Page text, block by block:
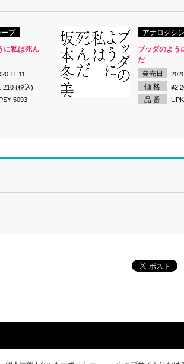
プ
に私は死ん
(税込)
5093
アナログシ
ブッダのよう
だ
発売日
価 格
品 番